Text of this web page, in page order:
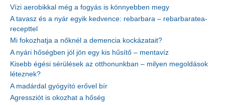
Vízi aerobikkal még a fogyás is könnyebben megy
A tavasz és a nyár egyik kedvence: rebarbara – rebarbaratea-
recepttel
Mi fokozhatja a nőknél a demencia kockázatait?
A nyári hőségben jól jön egy kis hűsítő – mentavíz
Kisebb égési sérülések az otthonunkban – milyen megoldások
léteznek?
A madárdal gyógyító erővel bír
Agressziót is okozhat a hőség